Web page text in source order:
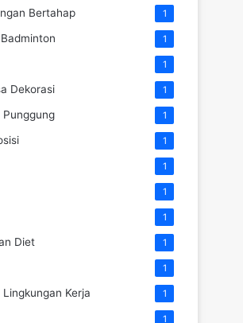
Bertahap 1
1
1
Dekorasi 1
1
1
1
1
1
Diet 1
1
Kerja 1
1